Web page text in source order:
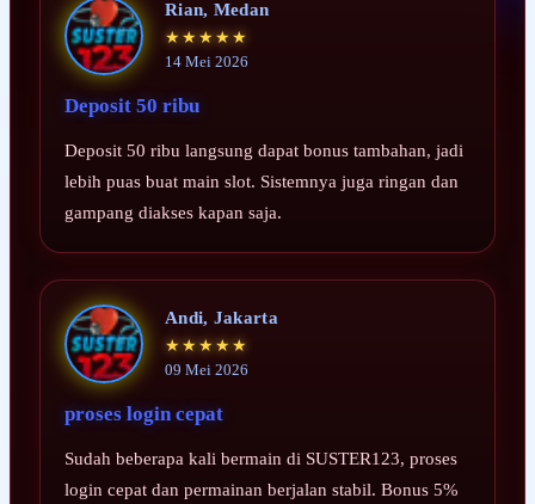
Rian, Medan
★★★★★
14 Mei 2026
Deposit 50 ribu
Deposit 50 ribu langsung dapat bonus tambahan, jadi
lebih puas buat main slot. Sistemnya juga ringan dan
gampang diakses kapan saja.
Andi, Jakarta
★★★★★
09 Mei 2026
proses login cepat
Sudah beberapa kali bermain di SUSTER123, proses
login cepat dan permainan berjalan stabil. Bonus 5%